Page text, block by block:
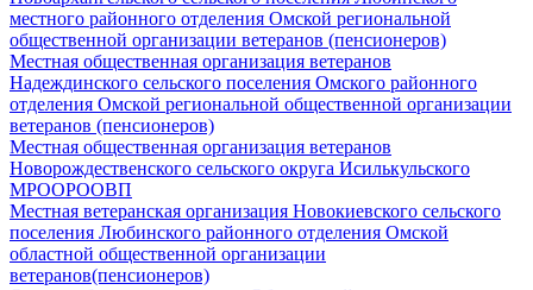
местного районного отделения Омской региональной
общественной организации ветеранов (пенсионеров)
Местная общественная организация ветеранов
Надеждинского сельского поселения Омского районного
отделения Омской региональной общественной организации
ветеранов (пенсионеров)
Местная общественная организация ветеранов
Новорождественского сельского округа Исилькульского
МРООРООВП
Местная ветеранская организация Новокиевского сельского
поселения Любинского районного отделения Омской
областной общественной организации
ветеранов(пенсионеров)